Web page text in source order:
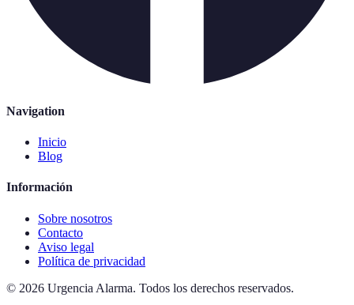
Navigation
Inicio
Blog
Información
Sobre nosotros
Contacto
Aviso legal
Política de privacidad
© 2026 Urgencia Alarma. Todos los derechos reservados.